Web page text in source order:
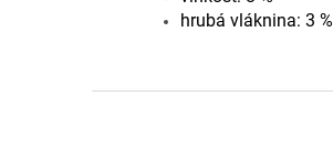
hrubá vláknina: 3 %